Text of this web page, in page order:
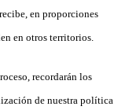
en proporciones
en otros territorios.
recordarán los
de nuestra política